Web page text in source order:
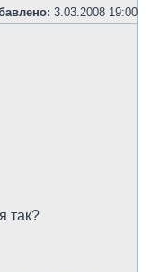
3.03.2008 19:00
так?